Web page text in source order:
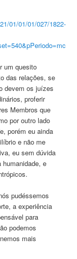
01/01/01/027/1822-
um quesito
das relações, se
devem os juízes
proferir
Membros que
por outro lado
porém eu ainda
e não me
eu sem dúvida
e
pudéssemos
a experiência
para
podemos
mais